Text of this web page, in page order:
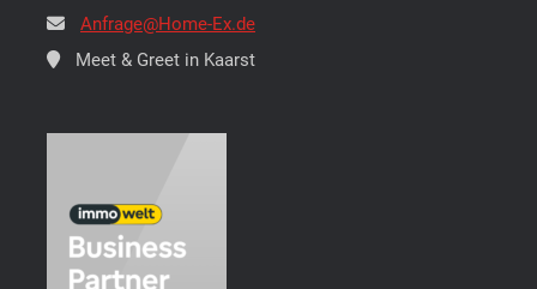
Anfrage@Home-Ex.de
Meet & Greet in Kaarst